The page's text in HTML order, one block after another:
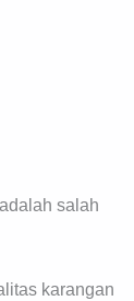
salah
karangan